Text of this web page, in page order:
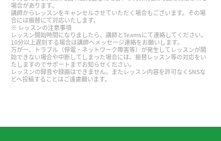
谢谢您。明天见!
谢谢！( 30代 男性 )
谢谢您, 好好休息！
谢谢您。明天见!
場合があります。
講師からレッスンをキャンセルさせていただく場合もございます。その場
合には振替にて対応いたします。
レッスンの注意事項
レッスン開始時間になりましたら、講師とTeamsにて連絡してください。
10分以上遅刻する場合は講師へメッセージ連絡をお願いします。
万が一、トラブル（停電・ネットワーク障害等）が発生してレッスンが開
始できない場合や中断してしまった場合には、振替レッスン等の対応をい
たしますのでサポートまでお知らせください。
レッスンの録音や録画はできません。またレッスン内容を許可なくSNSな
どへ投稿することはご遠慮願います。